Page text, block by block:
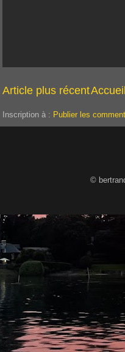
Article plus récent
Inscription à : Publier les
©